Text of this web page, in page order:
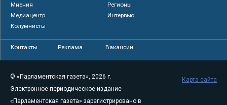
Мнения
Регионы
Медиацентр
Интервью
Колумнисты
Контакты Реклама Вакансии
© «Парламентская газета», 2026 г.
Электронное периодическое издание
«Парламентская газета» зарегистрировано в
Карта сайта